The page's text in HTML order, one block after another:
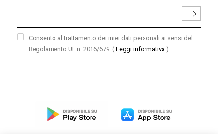
Consento al trattamento dei miei dati personali ai sensi del
Regolamento UE n. 2016/679. ( Leggi informativa )